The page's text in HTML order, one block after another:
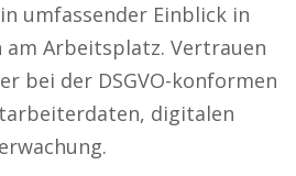
umfassender Einblick in
am Arbeitsplatz. Vertrauen
bei der DSGVO-konformen
digitalen